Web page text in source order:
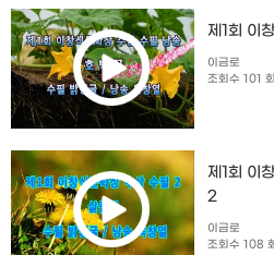
제1회 이
이금로
조회수 101 회
제1회 이
2
이금로
조회수 108 회